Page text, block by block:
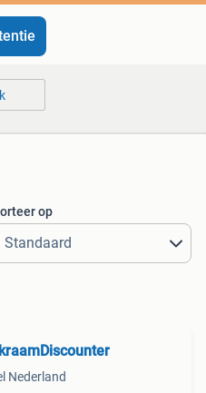
op
Nederland